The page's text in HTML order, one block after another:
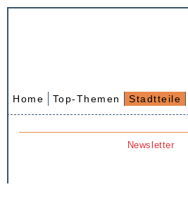
Home Top-Themen Stadtteile
Newsletter